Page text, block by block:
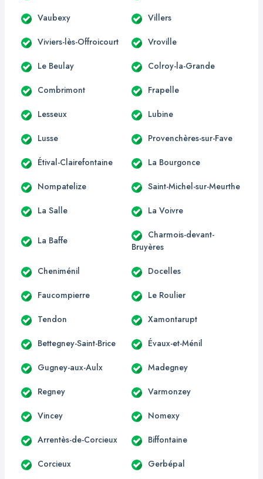
Vaubexy Villers
Viviers-lès-Offroicourt Vroville
Le Beulay Colroy-la-Grande
Combrimont Frapelle
Lesseux Lubine
Lusse Provenchères-sur-Fave
Étival-Clairefontaine La Bourgonce
Nompatelize Saint-Michel-sur-Meurthe
La Salle La Voivre
La Baffe
Charmois-devant-
Bruyères
Cheniménil Docelles
Faucompierre Le Roulier
Tendon Xamontarupt
Bettegney-Saint-Brice Évaux-et-Ménil
Gugney-aux-Aulx Madegney
Regney Varmonzey
Vincey Nomexy
Arrentès-de-Corcieux Biffontaine
Corcieux Gerbépal